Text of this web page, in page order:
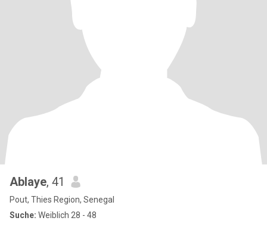
Ablaye, 41
Pout, Thies Region, Senegal
Suche: Weiblich 28 - 48